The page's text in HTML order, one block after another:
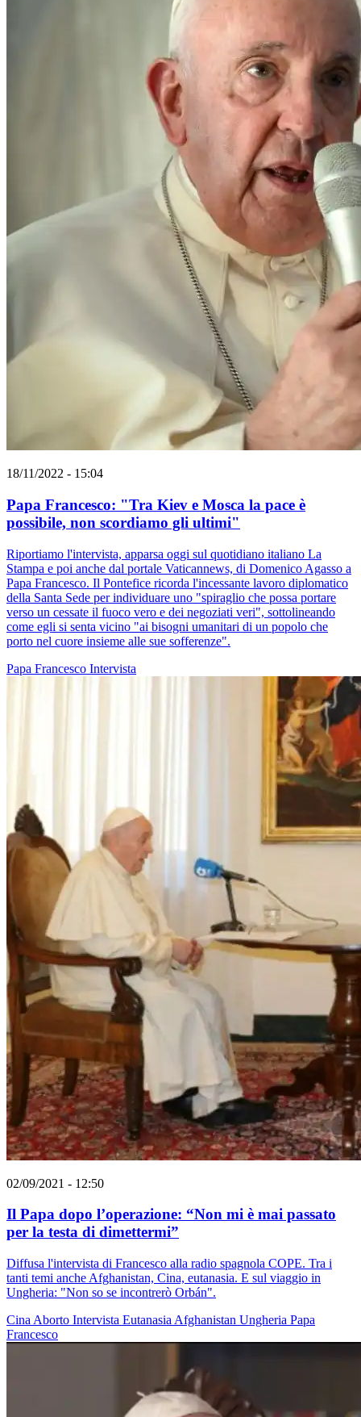
18/11/2022 - 15:04
Papa Francesco: "Tra Kiev e Mosca la pace è
possibile, non scordiamo gli ultimi"
Riportiamo l'intervista, apparsa oggi sul quotidiano italiano La
Stampa e poi anche dal portale Vaticannews, di Domenico Agasso a
Papa Francesco. Il Pontefice ricorda l'incessante lavoro diplomatico
della Santa Sede per individuare uno "spiraglio che possa portare
verso un cessate il fuoco vero e dei negoziati veri", sottolineando
come egli si senta vicino "ai bisogni umanitari di un popolo che
porto nel cuore insieme alle sue sofferenze".
Papa Francesco Intervista
02/09/2021 - 12:50
Il Papa dopo l’operazione: “Non mi è mai passato
per la testa di dimettermi”
Diffusa l'intervista di Francesco alla radio spagnola COPE. Tra i
tanti temi anche Afghanistan, Cina, eutanasia. E sul viaggio in
Ungheria: "Non so se incontrerò Orbán".
Cina Aborto Intervista Eutanasia Afghanistan Ungheria Papa
Francesco